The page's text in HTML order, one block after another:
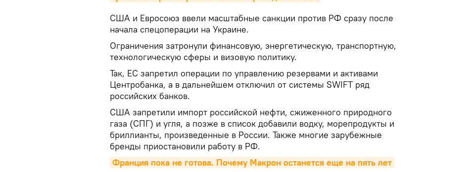
США и Евросоюз ввели масштабные санкции против РФ сразу после
начала спецоперации на Украине.
Ограничения затронули финансовую, энергетическую, транспортную,
технологическую сферы и визовую политику.
Так, ЕС запретил операции по управлению резервами и активами
Центробанка, а в дальнейшем отключил от системы SWIFT ряд
российских банков.
США запретили импорт российской нефти, сжиженного природного
газа (СПГ) и угля, а позже в список добавили водку, морепродукты и
бриллианты, произведенные в России. Также многие зарубежные
бренды приостановили работу в РФ.
Франция пока не готова. Почему Макрон останется еще на пять лет